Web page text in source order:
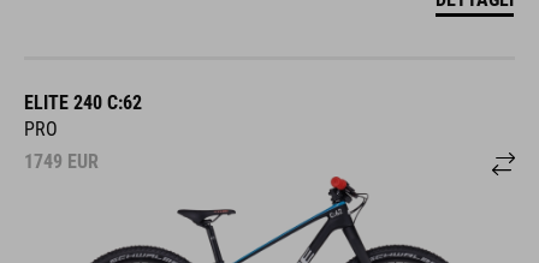
ELITE 240 C:62
PRO
1749 EUR